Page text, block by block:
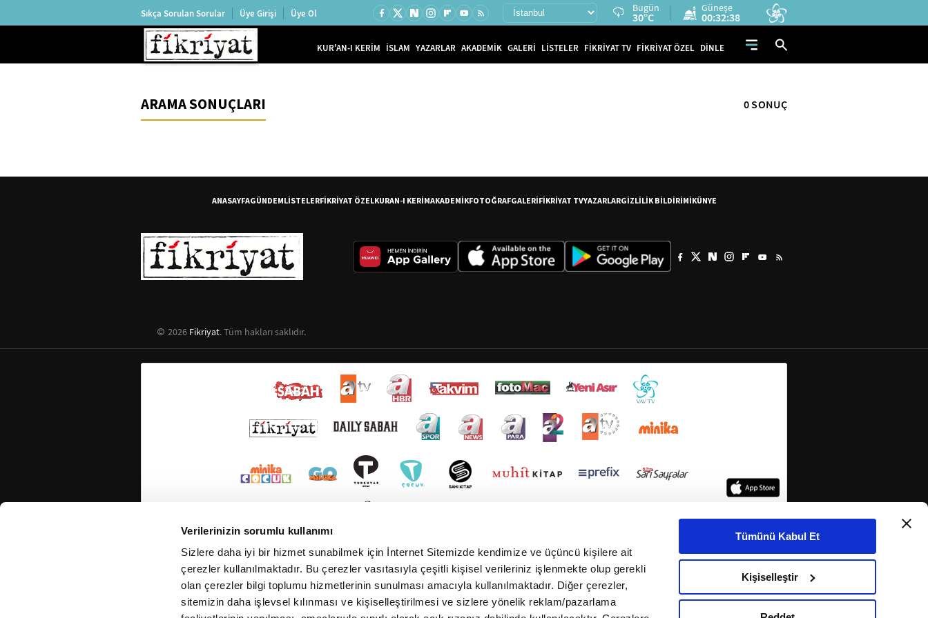
Verilerinizin sorumlu kullanımı
Sizlere daha iyi bir hizmet sunabilmek için İnternet Sitemizde kendimize ve üçüncü kişilere ait
çerezler kullanılmaktadır. Bu çerezler vasıtasıyla çeşitli kişisel verileriniz işlenmekte olup gerekli
olan çerezler bilgi toplumu hizmetlerinin sunulması amacıyla kullanılmaktadır. Diğer çerezler,
sitemizin daha işlevsel kılınması ve kişiselleştirilmesi ve sizlere yönelik reklam/pazarlama
Tümünü Kabul Et
Kişiselleştir
Sıkça Sorulan Sorular Üye Girişi Üye Ol Bugün
30°C
Güneşe
00:32:38
KUR'AN-I KERİM İSLAM YAZARLAR AKADEMİK GALERİ LİSTELER FİKRİYAT TV FİKRİYAT ÖZEL DİNLE
ARAMA SONUÇLARI 0 SONUÇ
ANASAYFAGÜNDEMLİSTELERFİKRİYAT ÖZELKURAN-I KERİMAKADEMİKFOTOĞRAFGALERİFİKRİYAT TVYAZARLARGİZLİLİK BİLDİRİMİKÜNYE
2026 Fikriyat. Tüm hakları saklıdır.